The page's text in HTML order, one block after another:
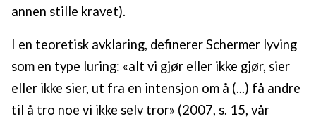
annen stille kravet).
I en teoretisk avklaring, definerer Schermer lyving
som en type luring: «alt vi gjør eller ikke gjør, sier
eller ikke sier, ut fra en intensjon om å (...) få andre
til å tro noe vi ikke selv tror» (2007, s. 15, vår